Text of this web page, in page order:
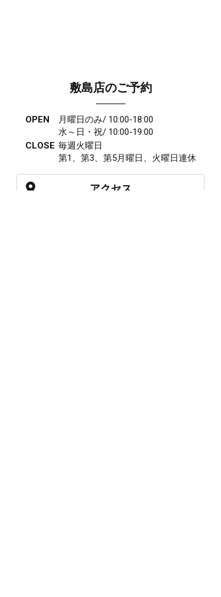
敷島店のご予約
OPEN
月曜日のみ/ 10:00-18:00
水～日・祝/ 10:00-19:00
CLOSE 毎週火曜日
第1、第3、第5月曜日、火曜日連休
アクセス